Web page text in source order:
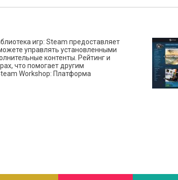
игр: Steam предоставляет
управлять установленными
контенты. Рейтинг и
что помогает другим
Workshop: Платформа